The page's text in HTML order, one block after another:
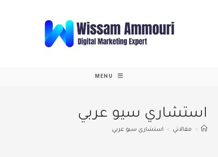
MENU
استشاري سيو عربي
> مقالاتي > استشاري سيو عربي